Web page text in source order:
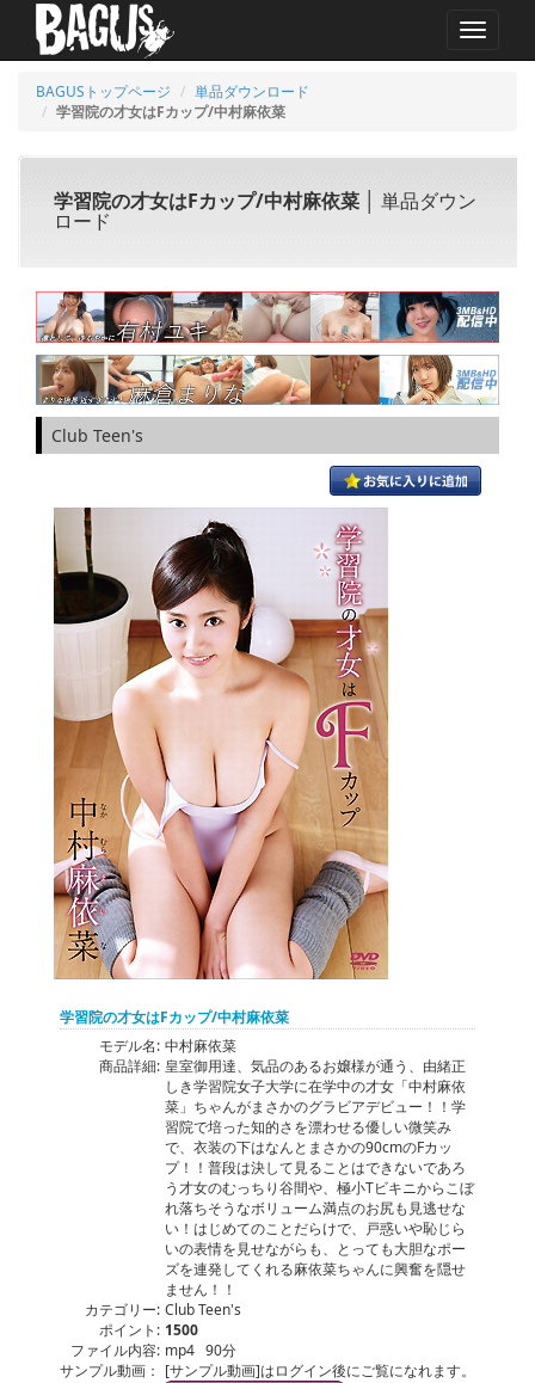
MENU
BAGUSトップページ
単品ダウンロード
学習院の才女はFカップ/中村麻依菜
学習院の才女はFカップ/中村麻依菜 │ 単品ダウン
ロード
Club Teen's
学習院の才女はFカップ/中村麻依菜
モデル名: 中村麻依菜
商品詳細: 皇室御用達、気品のあるお嬢様が通う、由緒正
しき学習院女子大学に在学中の才女「中村麻依
菜」ちゃんがまさかのグラビアデビュー！！学
習院で培った知的さを漂わせる優しい微笑み
で、衣装の下はなんとまさかの90cmのFカッ
プ！！普段は決して見ることはできないであろ
う才女のむっちり谷間や、極小Tビキニからこぼ
れ落ちそうなボリューム満点のお尻も見逃せな
い！はじめてのことだらけで、戸惑いや恥じら
いの表情を見せながらも、とっても大胆なポー
ズを連発してくれる麻依菜ちゃんに興奮を隠せ
ません！！
カテゴリー: Club Teen's
ポイント: 1500
ファイル内容: mp4 90分
サンプル動画： [サンプル動画]はログイン後にご覧になれます。